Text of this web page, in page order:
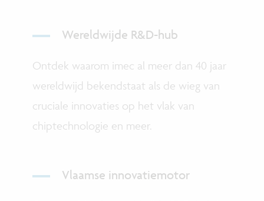
Wereldwijde R&D-hub
Ontdek waarom imec al meer dan 40 jaar
wereldwijd bekendstaat als de wieg van
cruciale innovaties op het vlak van
chiptechnologie en meer.
Vlaamse innovatiemotor